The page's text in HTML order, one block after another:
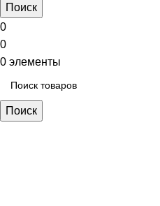
Поиск
0
0
0 элементы
Поиск